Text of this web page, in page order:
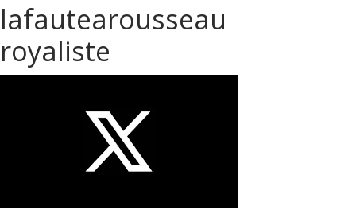
lafautearousseau
royaliste